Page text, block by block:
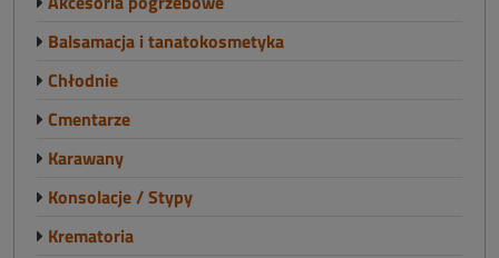
Balsamacja i tanatokosmetyka
Chłodnie
Cmentarze
Karawany
Konsolacje / Stypy
Krematoria